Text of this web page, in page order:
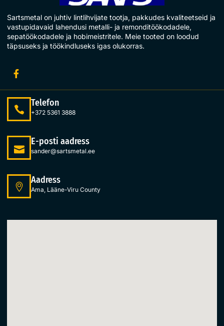
Sartsmetal on juhtiv lintlihvijate tootja, pakkudes kvaliteetseid ja
vastupidavaid lahendusi metalli- ja remonditöökodadele,
sepatöökodadele ja hobimeistritele. Meie tooted on loodud
täpsuseks ja töökindluseks igas olukorras.
Telefon
+372 5361 3888
E-posti aadress
sander@sartsmetal.ee
Aadress
Ama, Lääne-Viru County